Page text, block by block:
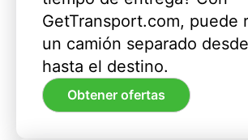
GetTransport.com, puede
un camión separado
hasta el destino.
Obtener ofertas